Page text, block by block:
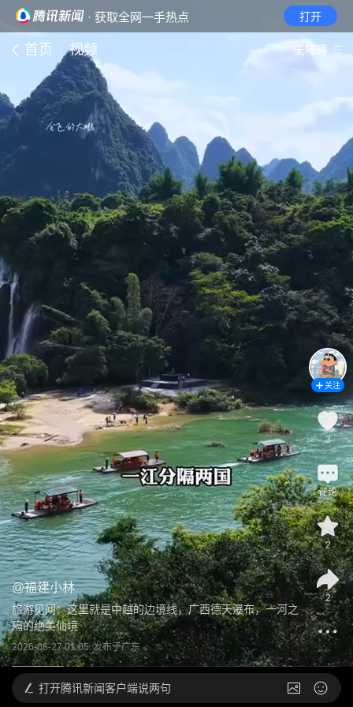
· 获取全网一手热点 打开
首页 视频 无障碍
@福建小林
旅游见闻：这里就是中越的边境线，广西德天瀑布，一河之
隔的绝美仙境
2026-06-27 01:05 发布于广东
关注
3
评论
2
2
打开腾讯新闻客户端说两句